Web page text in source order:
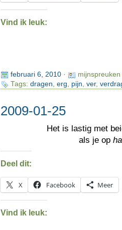
Vind ik leuk:
februari 6, 2010·
Tags: dragen, erg, pijn, ver,
2009-01-25
Het is lastig met
als je op
Deel dit:
X Facebook Meer
Vind ik leuk: